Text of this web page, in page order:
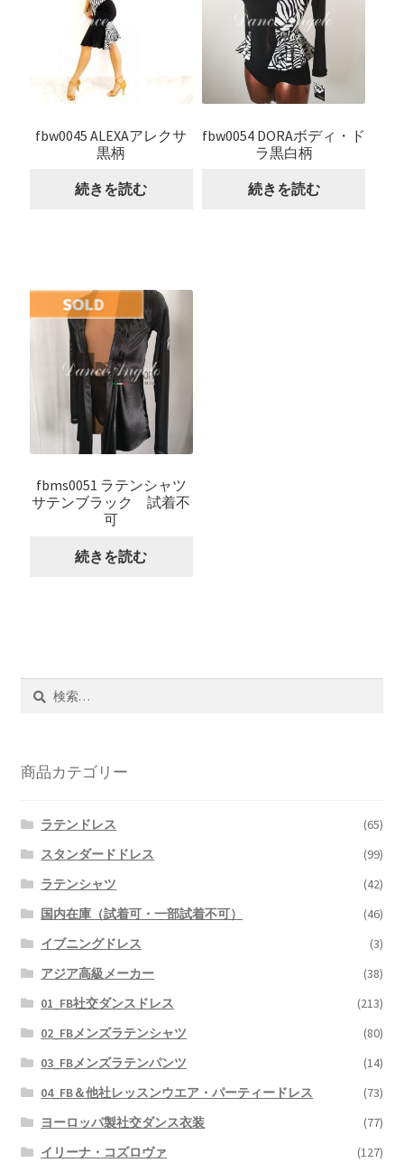
fbw0045 ALEXAアレクサ
黒柄
続きを読む
fbw0054 DORAボディ・ド
ラ黒白柄
続きを読む
fbms0051 ラテンシャツ
サテンブラック 試着不
可
続きを読む
商品カテゴリー
ラテンドレス
(65)
スタンダードドレス
(99)
ラテンシャツ
(42)
国内在庫（試着可・一部試着不可）
(46)
イブニングドレス
(3)
アジア高級メーカー
(38)
01_FB社交ダンスドレス
(213)
02_FBメンズラテンシャツ
(80)
03_FBメンズラテンパンツ
(14)
04_FB＆他社レッスンウエア・パーティードレス
(73)
ヨーロッパ製社交ダンス衣装
(77)
イリーナ・コズロヴァ
(127)